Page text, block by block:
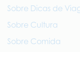
Sobre Dicas de
Sobre Cultura
Sobre Comida